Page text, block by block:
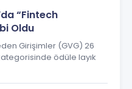
“Fintech
Oldu
Girişimler (GVG) 26
ödüle layık